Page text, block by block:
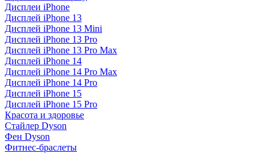
Дисплеи iPhone
Дисплей iPhone 13
Дисплей iPhone 13 Mini
Дисплей iPhone 13 Pro
Дисплей iPhone 13 Pro Max
Дисплей iPhone 14
Дисплей iPhone 14 Pro Max
Дисплей iPhone 14 Pro
Дисплей iPhone 15
Дисплей iPhone 15 Pro
Красота и здоровье
Стайлер Dyson
Фен Dyson
Фитнес-браслеты